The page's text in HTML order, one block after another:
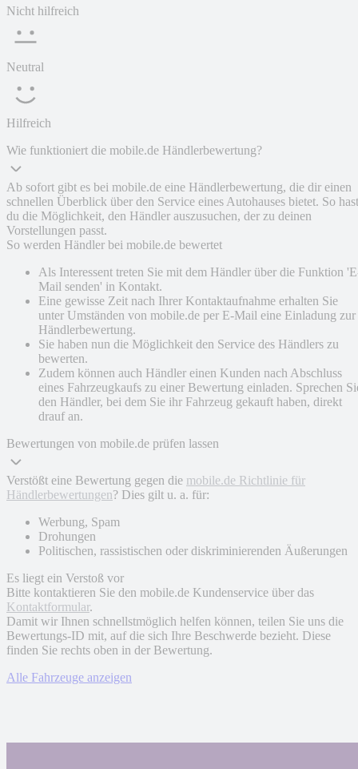
Nicht hilfreich
Neutral
Hilfreich
Wie funktioniert die mobile.de Händlerbewertung?
Ab sofort gibt es bei mobile.de eine Händlerbewertung, die dir einen
schnellen Überblick über den Service eines Autohauses bietet. So hast
du die Möglichkeit, den Händler auszusuchen, der zu deinen
Vorstellungen passt.
So werden Händler bei mobile.de bewertet
Als Interessent treten Sie mit dem Händler über die Funktion
Mail senden' in Kontakt.
Eine gewisse Zeit nach Ihrer Kontaktaufnahme erhalten Sie
unter Umständen von mobile.de per E-Mail eine Einladung zur
Händlerbewertung.
Sie haben nun die Möglichkeit den Service des Händlers zu
bewerten.
Zudem können auch Händler einen Kunden nach Abschluss
eines Fahrzeugkaufs zu einer Bewertung einladen. Sprechen
den Händler, bei dem Sie ihr Fahrzeug gekauft haben, direkt
drauf an.
Bewertungen von mobile.de prüfen lassen
Verstößt eine Bewertung gegen die mobile.de Richtlinie für
Händlerbewertungen? Dies gilt u. a. für:
Werbung, Spam
Drohungen
Politischen, rassistischen oder diskriminierenden Äußerungen
Es liegt ein Verstoß vor
Bitte kontaktieren Sie den mobile.de Kundenservice über das
Kontaktformular.
Damit wir Ihnen schnellstmöglich helfen können, teilen Sie uns die
Bewertungs-ID mit, auf die sich Ihre Beschwerde bezieht. Diese
finden Sie rechts oben in der Bewertung.
Alle Fahrzeuge anzeigen